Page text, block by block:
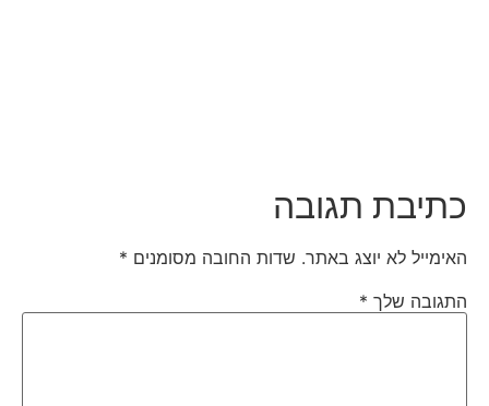
כתיבת תגובה
האימייל לא יוצג באתר. שדות החובה מסומנים*
התגובה שלך*